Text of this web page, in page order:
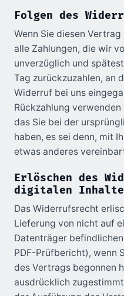
Folgen des
Wenn Sie diesen
alle Zahlungen, die wir
unverzüglich und
Tag zurückzuzahlen, an
Widerruf bei uns
Rückzahlung
das Sie bei der
haben, es sei denn, mit
etwas anderes
Erlöschen des
digitalen
Das Widerrufsrecht
Lieferung von nicht auf
Datenträger
PDF-Prüfbericht), wenn
des Vertrags begonnen
ausdrücklich